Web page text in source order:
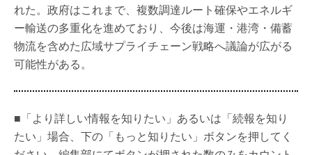
れた。政府はこれまで、複数調達ルート確保やエネルギ
ー輸送の多重化を進めており、今後は海運・港湾・備蓄
物流を含めた広域サプライチェーン戦略へ議論が広がる
可能性がある。
■「より詳しい情報を知りたい」あるいは「続報を知り
たい」場合、下の「もっと知りたい」ボタンを押してく